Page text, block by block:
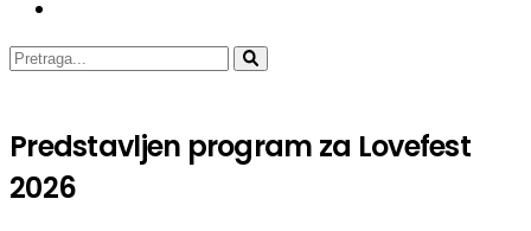
Predstavljen program za Lovefest
2026